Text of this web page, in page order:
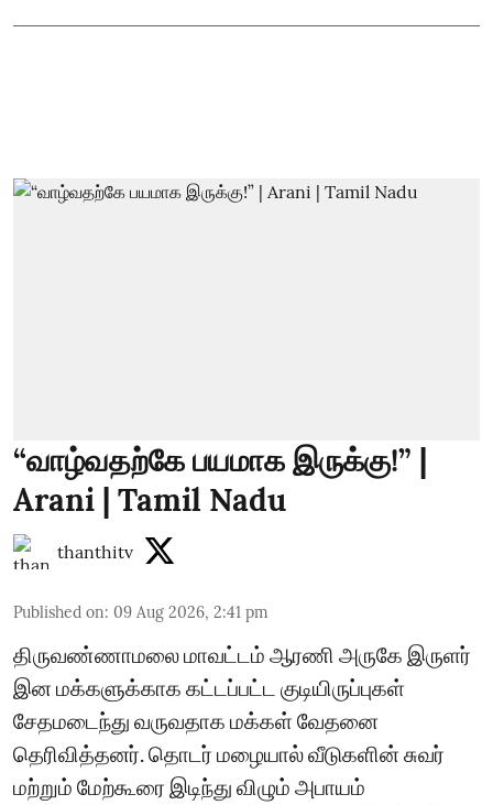
“வாழ்வதற்கே பயமாக இருக்கு!” |
Arani | Tamil Nadu
thanthitv
Published on: 09 Aug 2026, 2:41 pm
திருவண்ணாமலை மாவட்டம் ஆரணி அருகே இருளர்
இன மக்களுக்காக கட்டப்பட்ட குடியிருப்புகள்
சேதமடைந்து வருவதாக மக்கள் வேதனை
தெரிவித்தனர். தொடர் மழையால் வீடுகளின் சுவர்
மற்றும் மேற்கூரை இடிந்து விழும் அபாயம்